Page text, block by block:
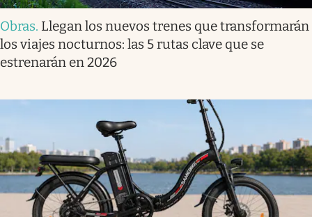
Obras. Llegan los nuevos trenes que transformarán
los viajes nocturnos: las 5 rutas clave que se
estrenarán en 2026